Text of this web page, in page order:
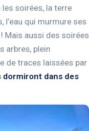
soirées, la terre
l’eau qui murmure ses
Mais aussi des soirées
arbres, plein
de traces laissées par
dormiront dans des